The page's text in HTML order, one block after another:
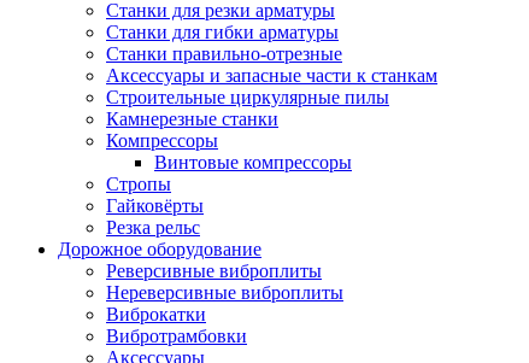
Станки для резки арматуры
Станки для гибки арматуры
Станки правильно-отрезные
Аксессуары и запасные части к станкам
Строительные циркулярные пилы
Камнерезные станки
Компрессоры
Винтовые компрессоры
Стропы
Гайковёрты
Резка рельс
Дорожное оборудование
Реверсивные виброплиты
Нереверсивные виброплиты
Виброкатки
Вибротрамбовки
Аксессуары